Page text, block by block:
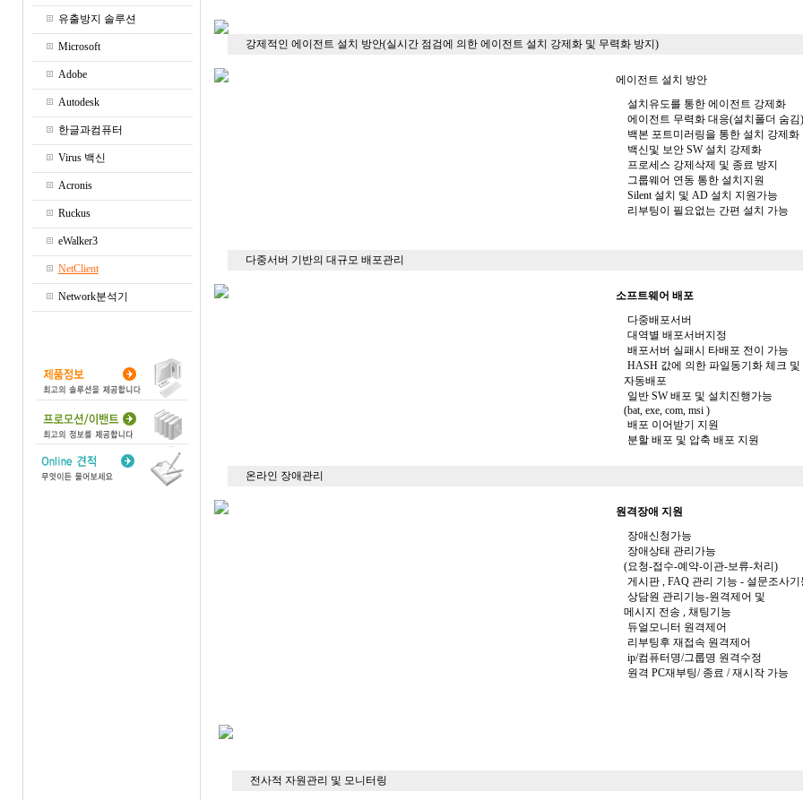
유출방지 솔루션
Microsoft
Adobe
Autodesk
한글과컴퓨터
Virus 백신
Acronis
Ruckus
eWalker3
NetClient
Network분석기
강제적인 에이전트 설치 방안(실시간 점검에 의한 에이전트 설치 강제화 및 무력화 방지)
에이전트 설치 방안
설치유도를 통한 에이전트 강제화
에이전트 무력화 대응(설치폴더 숨김)
백본 포트미러링을 통한 설치 강제화
백신및 보안 SW 설치 강제화
프로세스 강제삭제 및 종료 방지
그룹웨어 연동 통한 설치지원
Silent 설치 및 AD 설치 지원가능
리부팅이 필요없는 간편 설치 가능
다중서버 기반의 대규모 배포관리
소프트웨어 배포
다중배포서버
대역별 배포서버지정
배포서버 실패시 타배포 전이 가능
HASH 값에 의한 파일동기화 체크 및
자동배포
일반 SW 배포 및 설치진행가능
(bat, exe, com, msi )
배포 이어받기 지원
분할 배포 및 압축 배포 지원
온라인 장애관리
원격장애 지원
장애신청가능
장애상태 관리가능
(요청-접수-예약-이관-보류-처리)
게시판 , FAQ 관리 기능 - 설문조사기
상담원 관리기능-원격제어 및
메시지 전송 , 채팅기능
듀얼모니터 원격제어
리부팅후 재접속 원격제어
ip/컴퓨터명/그룹명 원격수정
원격 PC재부팅/ 종료 / 재시작 가능
전사적 자원관리 및 모니터링